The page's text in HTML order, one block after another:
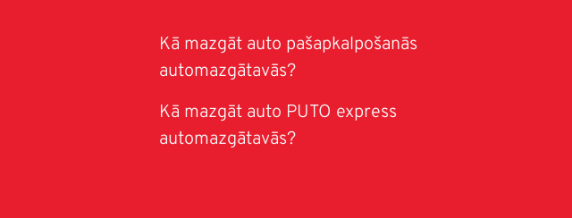
Kā mazgāt auto pašapkalpošanās
automazgātavās?
Kā mazgāt auto PUTO express
automazgātavās?